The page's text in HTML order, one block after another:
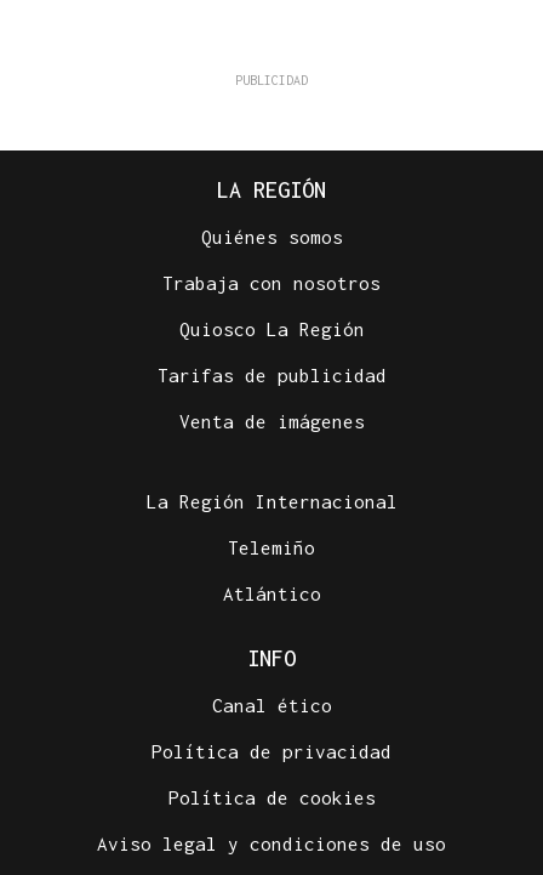
LA REGIÓN
Quiénes somos
Trabaja con nosotros
Quiosco La Región
Tarifas de publicidad
Venta de imágenes
La Región Internacional
Telemiño
Atlántico
INFO
Canal ético
Política de privacidad
Política de cookies
Aviso legal y condiciones de uso